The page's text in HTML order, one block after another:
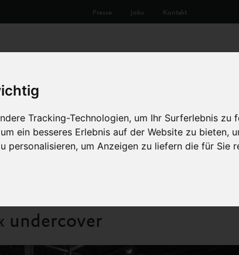
Tracking-Technologien, um Ihr Surferlebnis zu
um ein besseres Erlebnis auf der Website zu bieten,
personalisieren, um Anzeigen zu liefern die für Sie
Presse Jobs Kontakt
undercover